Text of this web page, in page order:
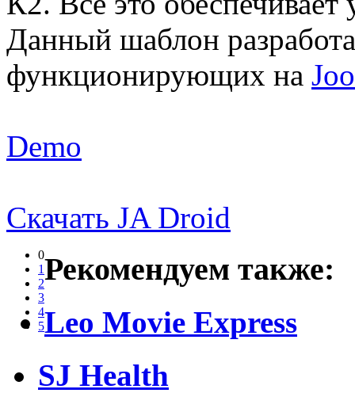
Данный шаблон
функционирующих на
Demo
Скачать JA Droid
0
1
2
3
4
5
Рекомендуем также:
Leo Movie Express
SJ Health